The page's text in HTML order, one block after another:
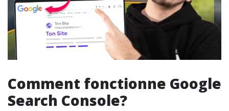
Comment fonctionne Google
Search Console?